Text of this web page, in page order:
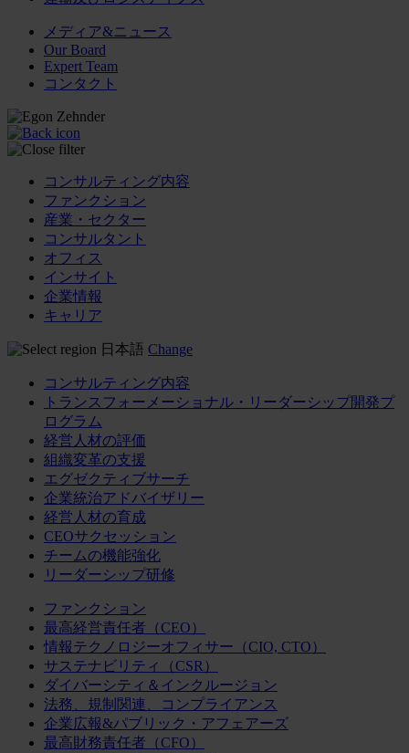
メディア&ニュース
Our Board
Expert Team
コンタクト
コンサルティング内容
ファンクション
産業・セクター
コンサルタント
オフィス
インサイト
企業情報
キャリア
日本語 Change
コンサルティング内容
トランスフォーメーショナル・リーダーシップ開発プ
ログラム
経営人材の評価
組織変革の支援
エグゼクティブサーチ
企業統治アドバイザリー
経営人材の育成
CEOサクセッション
チームの機能強化
リーダーシップ研修
ファンクション
最高経営責任者（CEO）
情報テクノロジーオフィサー（CIO, CTO）
サステナビリティ（CSR）
ダイバーシティ＆インクルージョン
法務、規制関連、コンプライアンス
企業広報&パブリック・アフェアーズ
最高財務責任者（CFO）